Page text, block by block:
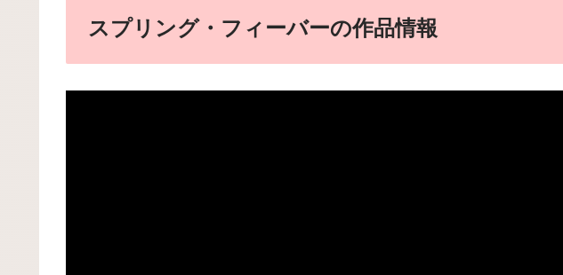
スプリング・フィーバーの作品情報